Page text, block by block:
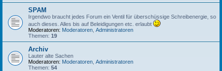
SPAM
Irgendwo braucht jedes Forum ein Ventil für überschüssige Schreibenergie, so
auch dieses. Alles bis auf Beleidigungen etc. erlaubt
Moderatoren: Moderatoren Administratoren
Themen: 19
Archiv
Lauter alte Sachen
Moderatoren: Moderatoren Administratoren
Themen: 54